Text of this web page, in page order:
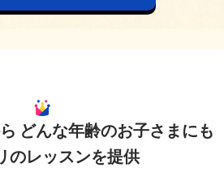
どんな年齢のお子さまにも
のレッスンを提供